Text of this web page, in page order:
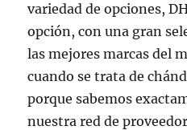
variedad de opciones,
opción, con una gran
las mejores marcas del
cuando se trata de
porque sabemos
nuestra red de